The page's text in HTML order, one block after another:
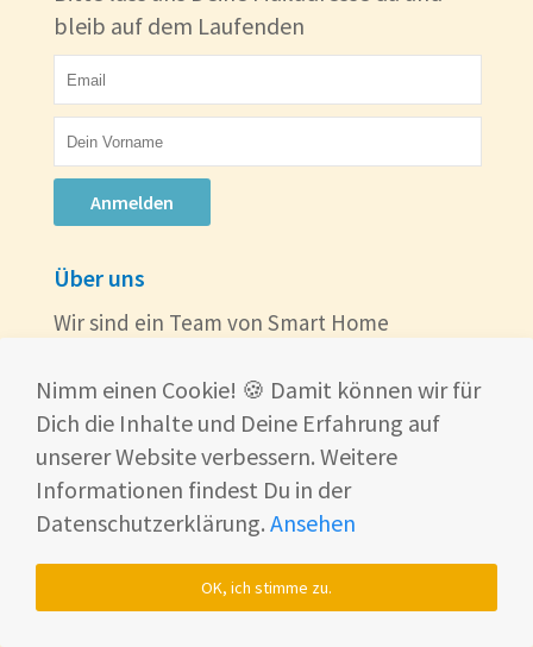
bleib auf dem Laufenden
Anmelden
Über uns
Wir sind ein Team von Smart Home
und beliebtesten Smart Home Produkte.
Unsere Mission ist es Dir eine unabhängige
und bestmögliche Beratung zu liefern.
Ilia Drabkin (TÜV Rheinland zertifiziert |
Fachberater Smart Home):
Nimm einen Cookie! 🍪 Damit können wir für
Dich die Inhalte und Deine Erfahrung auf
unserer Website verbessern. Weitere
Informationen findest Du in der
Datenschutzerklärung. Ansehen
OK, ich stimme zu.